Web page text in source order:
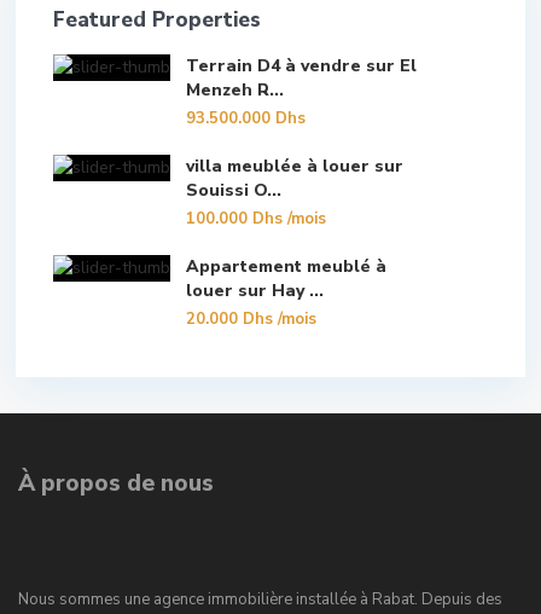
Featured Properties
Terrain D4 à vendre sur El
Menzeh R...
93.500.000 Dhs
villa meublée à louer sur
Souissi O...
100.000 Dhs/mois
Appartement meublé à
louer sur Hay ...
20.000 Dhs/mois
À propos de nous
Nous sommes une agence immobilière installée à Rabat. Depuis des